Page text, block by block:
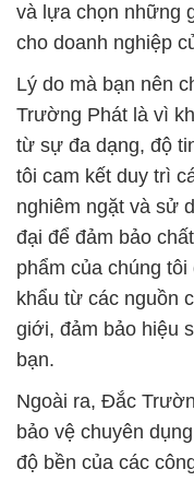
và lựa chọn những
cho doanh nghiệp
Lý do mà bạn nên
Trường Phát là vì
từ sự đa dạng, độ
tôi cam kết duy trì
nghiêm ngặt và sử
đại để đảm bảo
phẩm của chúng
khẩu từ các nguồn
giới, đảm bảo hiệu
bạn.
Ngoài ra, Đắc
bảo vệ chuyên
độ bền của các